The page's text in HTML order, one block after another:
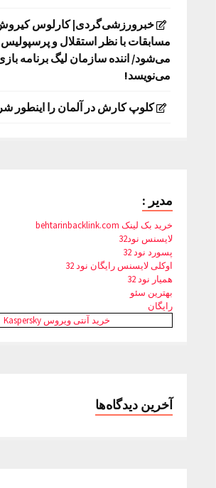
خبرورزشی‌گردی| کارلوس
مسابقات با نظر استقلال و
می‌شود/ اننده سازمان لیگ برنامه
می‌نویسد!
کلوپ کارش در آلمان را اینطور
مدیر :
خرید بک لینک behtarinbacklink.com
لایسنس نود32
پسورد نود 32
اوکلی لایسنس رایگان نود 32
همیار نود 32
بهترین سئو
رایگان
خرید آنتی ویروس Kaspersky
آخرین دیدگاه‌ها